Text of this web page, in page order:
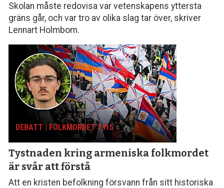
Skolan måste redovisa var vetenskapens yttersta
gräns går, och var tro av olika slag tar över, skriver
Lennart Holmbom.
DEBATT | FOLKMORDET 1915
Tystnaden kring armeniska folk­mordet
är svår att förstå
Att en kristen befolkning försvann från sitt histo­riska